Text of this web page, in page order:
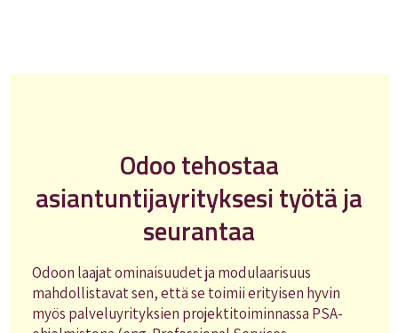
Odoo tehostaa
asiantuntijayrityksesi työtä ja
seurantaa
Odoon laajat ominaisuudet ja modulaarisuus
mahdollistavat sen, että se toimii erityisen hyvin
myös palveluyrityksien projektitoiminnassa PSA-